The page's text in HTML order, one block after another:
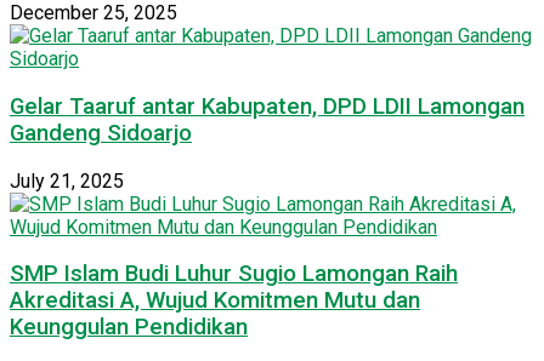
December 25, 2025
Gelar Taaruf antar Kabupaten, DPD LDII Lamongan
Gandeng Sidoarjo
July 21, 2025
SMP Islam Budi Luhur Sugio Lamongan Raih
Akreditasi A, Wujud Komitmen Mutu dan
Keunggulan Pendidikan